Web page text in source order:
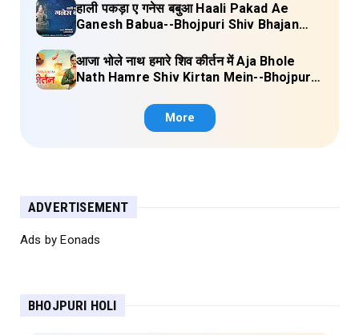
हाली पकड़ा ए गनेस बबुआ Haali Pakad Ae
Ganesh Babua--Bhojpuri Shiv Bhajan
आजा भोले नाथ हमारे शिव कीर्तन में Aja Bhole
Nath Hamre Shiv Kirtan Mein--Bhojpuri
More
ADVERTISEMENT
Ads by Eonads
BHOJPURI HOLI